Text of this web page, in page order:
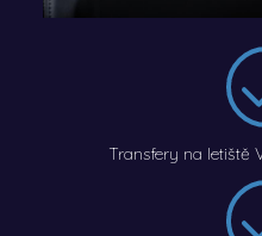
Transfery na letiště